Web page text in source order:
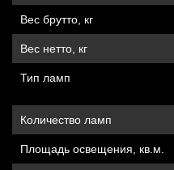
Вес брутто, кг
Вес нетто, кг
Тип ламп
Количество ламп
Площадь освещения, кв.м.